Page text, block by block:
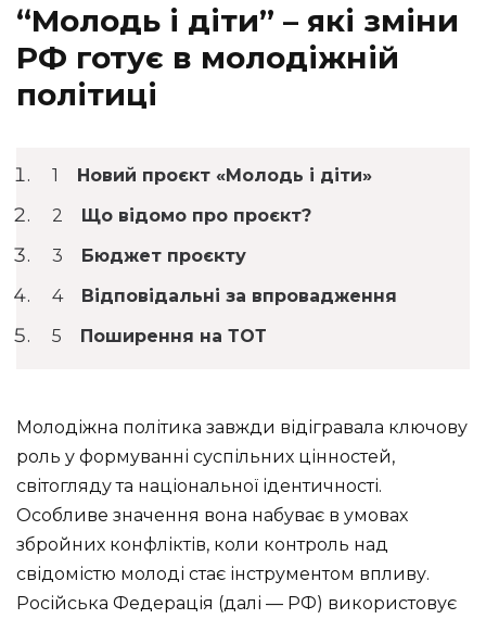
“Молодь і діти” – які зміни
РФ готує в молодіжній
політиці
Новий проєкт «Молодь і діти»
Що відомо про проєкт?
Бюджет проєкту
Відповідальні за впровадження
Поширення на ТОТ
Молодіжна політика завжди відігравала ключову
роль у формуванні суспільних цінностей,
світогляду та національної ідентичності.
Особливе значення вона набуває в умовах
збройних конфліктів, коли контроль над
свідомістю молоді стає інструментом впливу.
Російська Федерація (далі — РФ) використовує